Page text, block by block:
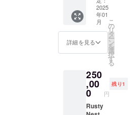
<Rusty
Nesy
IPAにつ
いて>
アメリ
も最も
ゴール
ドに近
く、ま
るで日
Nest
Sessio
n IPAを
がっつ
りお楽
しみい
ただけ
セット
です。
★ お礼
のメッ
セージ
のクリ
エイ
ティブ
スペー
ス
Rusty
Garage
らを1日
貸切利
用いた
だける
プラン
2025
年01
月
詳細を見る
こ
の
リ
タ
ー
ン
を
選
択
す
る
250
,00
0 円
残り1
Rusty